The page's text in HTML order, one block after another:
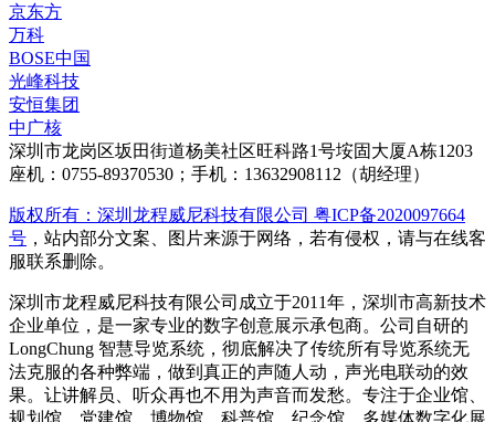
京东方
万科
BOSE中国
光峰科技
安恒集团
中广核
深圳市龙岗区坂田街道杨美社区旺科路1号垵固大厦A栋1203
座机：0755-89370530；手机：13632908112（胡经理）
版权所有：深圳龙程威尼科技有限公司 粤ICP备2020097664
号 ，站内部分文案、图片来源于网络，若有侵权，请与在线客
服联系删除。
深圳市龙程威尼科技有限公司成立于2011年，深圳市高新技术
企业单位，是一家专业的数字创意展示承包商。公司自研的
LongChung 智慧导览系统，彻底解决了传统所有导览系统无
法克服的各种弊端，做到真正的声随人动，声光电联动的效
果。让讲解员、听众再也不用为声音而发愁。专注于企业馆、
规划馆、党建馆、博物馆、科普馆、纪念馆、多媒体数字化展